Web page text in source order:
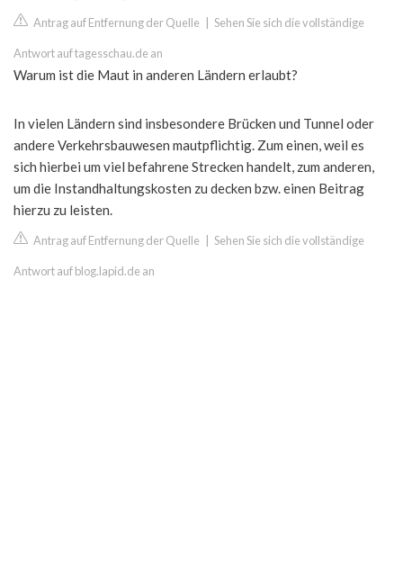
Antrag auf Entfernung der Quelle Sehen Sie sich die vollständige
Antwort auf tagesschau.de an
Warum ist die Maut in anderen Ländern erlaubt?
In vielen Ländern sind insbesondere Brücken und Tunnel oder
andere Verkehrsbauwesen mautpflichtig. Zum einen, weil es
sich hierbei um viel befahrene Strecken handelt, zum anderen,
um die Instandhaltungskosten zu decken bzw. einen Beitrag
hierzu zu leisten.
Antrag auf Entfernung der Quelle Sehen Sie sich die vollständige
Antwort auf blog.lapid.de an